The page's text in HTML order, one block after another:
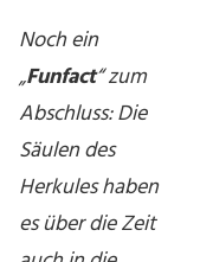
Noch ein
„Funfact“ zum
Abschluss: Die
Säulen des
Herkules haben
es über die Zeit